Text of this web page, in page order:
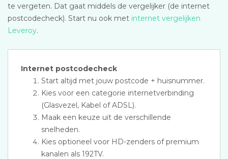
te vergeten. Dat gaat middels de vergelijker (de internet
postcodecheck). Start nu ook met internet vergelijken
Leveroy.
Internet postcodecheck
Start altijd met jouw postcode + huisnummer.
Kies voor een categorie internetverbinding
(Glasvezel, Kabel of ADSL).
Maak een keuze uit de verschillende
snelheden.
Kies optioneel voor HD-zenders of premium
kanalen als 192TV.